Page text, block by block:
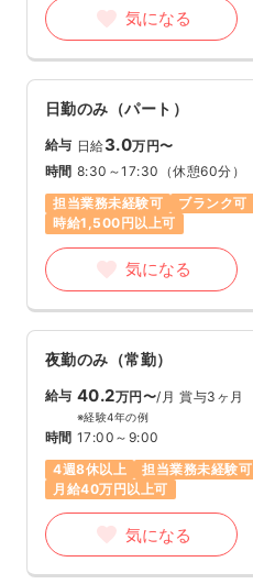
気になる
日勤のみ（パート）
給与 日給3.0万円〜
時間 8:30～17:30 （休憩60分）
担当業務未経験可
ブランク可
時給1,500円以上可
気になる
夜勤のみ（常勤）
給与 40.2万円〜/月 賞与3ヶ月
※経験4年の例
時間 17:00～9:00
4週8休以上
担当業務未経験可
月給40万円以上可
気になる